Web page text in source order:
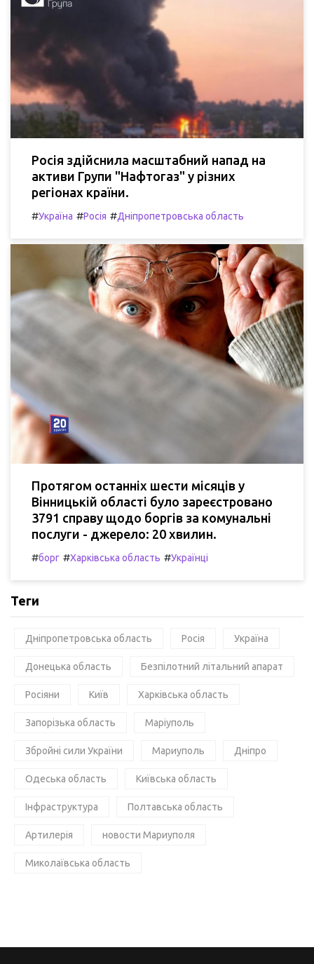
Росія здійснила масштабний напад на
активи Групи "Нафтогаз" у різних
регіонах країни.
#Україна #Росія #Дніпропетровська область
Протягом останніх шести місяців у
Вінницькій області було зареєстровано
3791 справу щодо боргів за комунальні
послуги - джерело: 20 хвилин.
#борг #Харківська область #Українці
Теги
Дніпропетровська область Росія Україна
Донецька область Безпілотний літальний апарат
Росіяни Київ Харківська область
Запорізька область Маріуполь
Збройні сили України Мариуполь Дніпро
Одеська область Київська область
Інфраструктура Полтавська область
Артилерія новости Мариуполя
Миколаївська область